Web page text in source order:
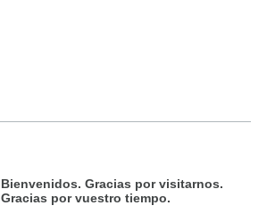
Bienvenidos. Gracias por visitarnos.
Gracias por vuestro tiempo.